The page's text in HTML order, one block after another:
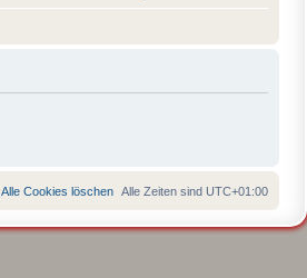
Alle Zeiten sind UTC+01:00
Alle Cookies löschen